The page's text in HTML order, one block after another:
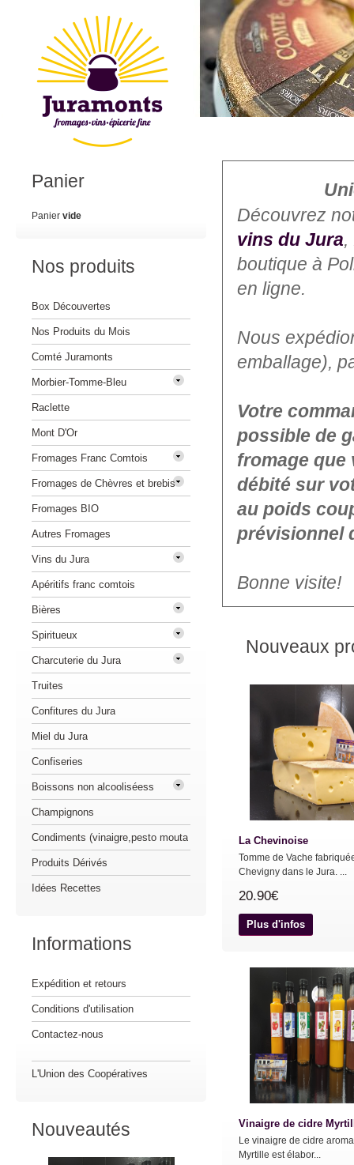
Découvrez
vins du Jura,
boutique à
en ligne.
Nous
emballage),
Votre
possible de
fromage que
débité sur
au poids
prévisionnel
Bonne visite!
Nouveaux
La Chevinoise
Tomme de Vache
Chevigny dans le Jura. ...
20.90€
Plus d'infos
Vinaigre de cidre
Le vinaigre de cidre
Myrtille est élabor...
Panier
Panier vide
Nos produits
Box Découvertes
Nos Produits du Mois
Comté Juramonts
Morbier-Tomme-Bleu
Raclette
Mont D'Or
Fromages Franc Comtois
Fromages de Chèvres et brebis
Fromages BIO
Autres Fromages
Vins du Jura
Apéritifs franc comtois
Bières
Spiritueux
Charcuterie du Jura
Truites
Confitures du Jura
Miel du Jura
Confiseries
Boissons non alcooliséess
Champignons
Condiments (vinaigre,pesto mouta
Produits Dérivés
Idées Recettes
Informations
Expédition et retours
Conditions d'utilisation
Contactez-nous
L'Union des Coopératives
Nouveautés